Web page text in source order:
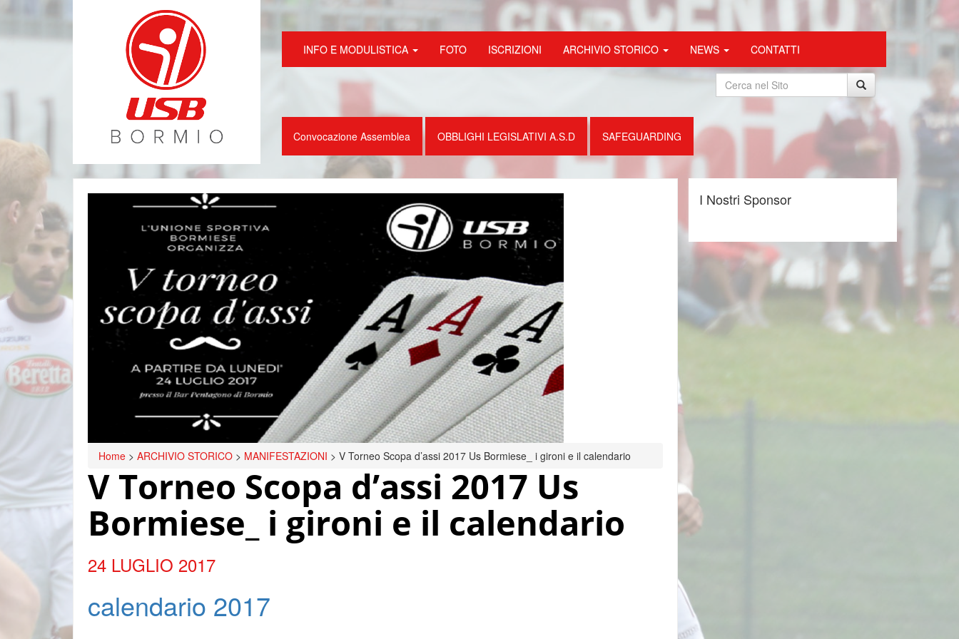
INFO E MODULISTICA FOTO ISCRIZIONI ARCHIVIO STORICO NEWS CONTATTI
Convocazione Assemblea OBBLIGHI LEGISLATIVI A.S.D SAFEGUARDING
Home > ARCHIVIO STORICO > MANIFESTAZIONI > V Torneo Scopa d’assi 2017 Us Bormiese_ i gironi e il calendario
V Torneo Scopa d’assi 2017 Us
Bormiese_ i gironi e il calendario
24 LUGLIO 2017
calendario 2017
I Nostri Sponsor